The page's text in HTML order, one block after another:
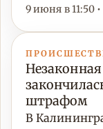
9 июня в 11:50
штрафом
В